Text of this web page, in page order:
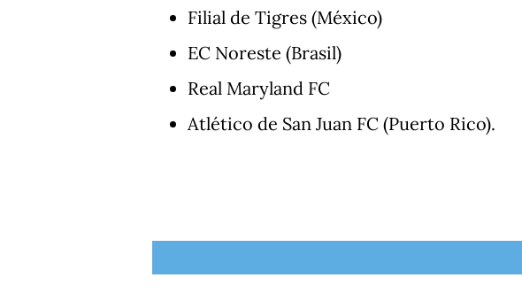
Filial de Tigres (México)
EC Noreste (Brasil)
Real Maryland FC
Atlético de San Juan FC (Puerto Rico).